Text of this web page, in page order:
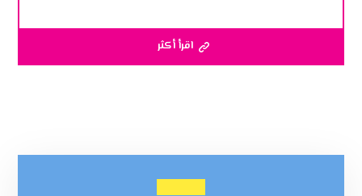
اقرأ أكثر